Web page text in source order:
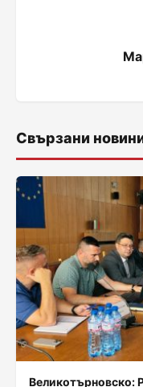
Свързани
Великотърновско: